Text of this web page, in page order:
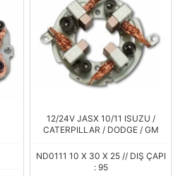
12/24V JASX 10/11 ISUZU /
CATERPILLAR / DODGE / GM
ND0111 10 X 30 X 25 // DIŞ ÇAPI
: 95